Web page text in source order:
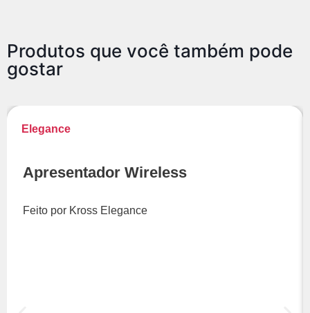
Produtos que você também pode
gostar
Elegance
Apresentador Wireless
Feito por Kross Elegance